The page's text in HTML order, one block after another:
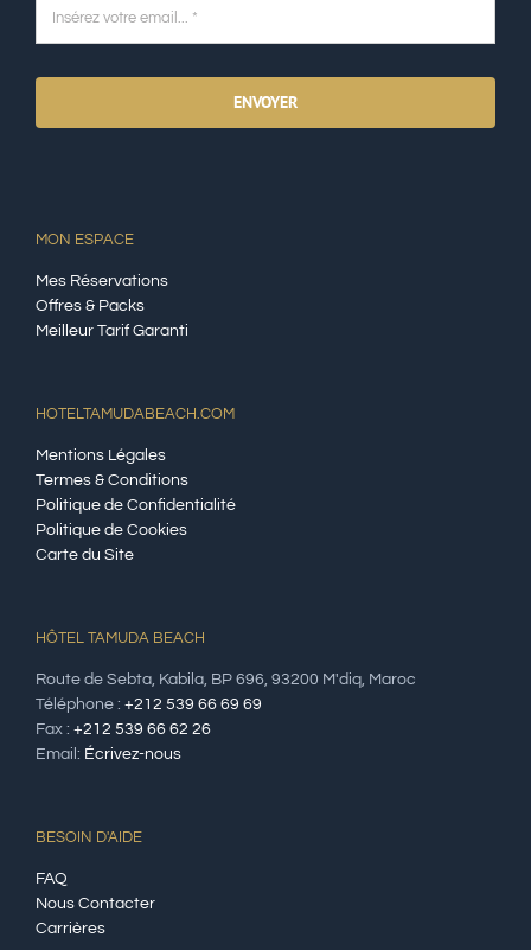
ENVOYER
MON ESPACE
Mes Réservations
Offres & Packs
Meilleur Tarif Garanti
HOTELTAMUDABEACH.COM
Mentions Légales
Termes & Conditions
Politique de Confidentialité
Politique de Cookies
Carte du Site
HÔTEL TAMUDA BEACH
Route de Sebta, Kabila, BP 696, 93200 M'diq, Maroc
Téléphone : +212 539 66 69 69
Fax : +212 539 66 62 26
Email: Écrivez-nous
BESOIN D'AIDE
FAQ
Nous Contacter
Carrières